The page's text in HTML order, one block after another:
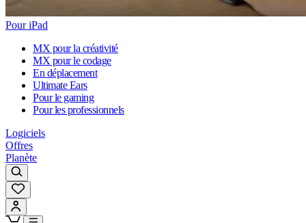
Pour iPad
MX pour la créativité
MX pour le codage
En déplacement
Ultimate Ears
Pour le gaming
Pour les professionnels
Logiciels
Offres
Planète